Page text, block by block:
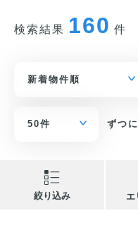
検索結果 160 件
ずつ
絞り込み エ